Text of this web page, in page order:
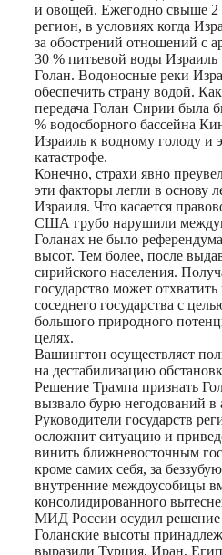
и овощей. Ежегодно свыше 2
регион, в условиях когда
за обострений отношений с
30 % питьевой воды Израиль
Голан. Водоносные реки
обеспечить страну водой.
передача Голан Сирии была
% водосборного бассейна
Израиль к водному голоду и
катастрофе.
Конечно, страхи явно
эти факторы легли в основу
Израиля. Что касается
США грубо нарушили
Голанах не было
высот. Тем более, после
сирийского населения.
государство может
соседнего государства с
большого природного
целях.
Вашингтон осуществляет
на дестабилизацию
Решение Трампа признать
вызвало бурю негодований в
Руководители государств
осложнит ситуацию и
винить ближневосточным
кроме самих себя, за
внутренние междоусобицы
консолидированного
МИД России осудил решение
Голанские высоты
выразили Турция, Иран,